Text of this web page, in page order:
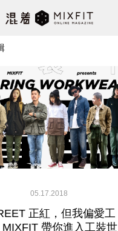
05.17.2018
正紅，但我偏愛工
MIXFIT 帶你進入工裝世